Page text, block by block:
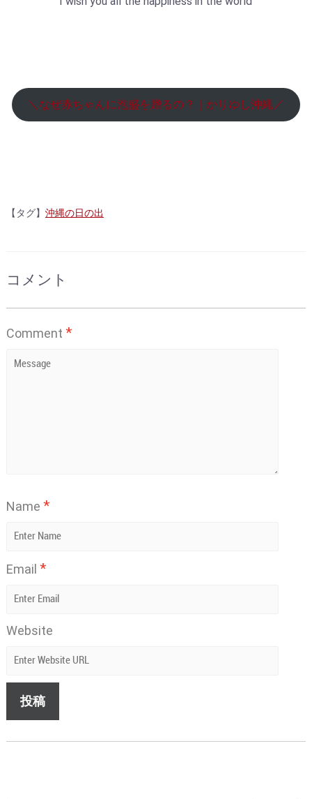
＼なぜ赤ちゃんに泡盛を贈るの？｜かりゆし沖縄／
【タグ】 沖縄の日の出
コメント
Comment *
Name *
Email *
Website